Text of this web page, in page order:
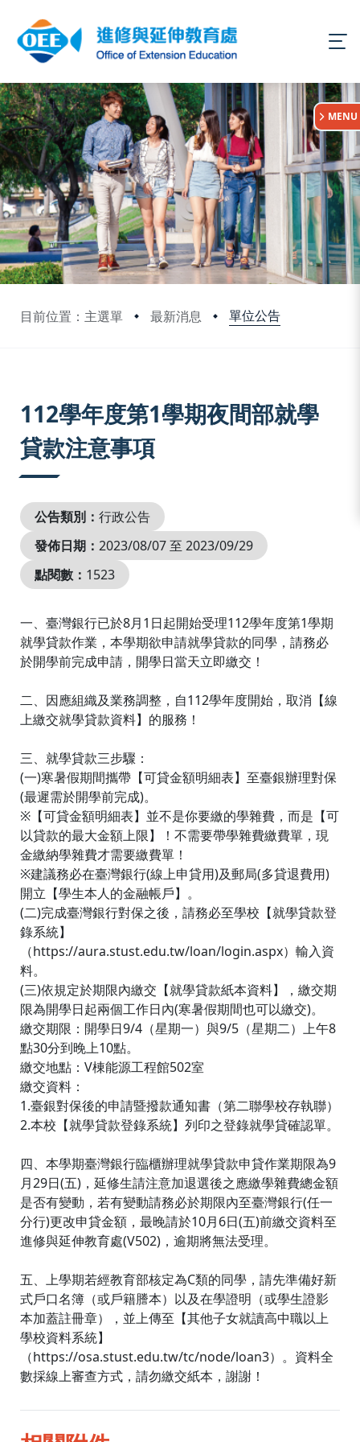
目前位置：主選單 最新消息 單位公告
:::
MENU
112學年度第1學期夜間部就學
貸款注意事項
公告類別： 行政公告
發佈日期： 2023/08/07 至 2023/09/29
點閱數： 1523
一、臺灣銀行已於8月1日起開始受理112學年度第1學期
就學貸款作業，本學期欲申請就學貸款的同學，請務必
於開學前完成申請，開學日當天立即繳交！
二、因應組織及業務調整，自112學年度開始，取消【線
上繳交就學貸款資料】的服務！
三、就學貸款三步驟：
(一)寒暑假期間攜帶【可貸金額明細表】至臺銀辦理對保
(最遲需於開學前完成)。
※【可貸金額明細表】並不是你要繳的學雜費，而是【可
以貸款的最大金額上限】！不需要帶學雜費繳費單，現
金繳納學雜費才需要繳費單！
※建議務必在臺灣銀行(線上申貸用)及郵局(多貸退費用)
開立【學生本人的金融帳戶】。
(二)完成臺灣銀行對保之後，請務必至學校【就學貸款登
錄系統】
（https://aura.stust.edu.tw/loan/login.aspx）輸入資
料。
(三)依規定於期限內繳交【就學貸款紙本資料】，繳交期
限為開學日起兩個工作日內(寒暑假期間也可以繳交)。
繳交期限：開學日9/4（星期一）與9/5（星期二）上午8
點30分到晚上10點。
繳交地點：V棟能源工程館502室
繳交資料：
1.臺銀對保後的申請暨撥款通知書（第二聯學校存執聯）
2.本校【就學貸款登錄系統】列印之登錄就學貸確認單。
四、本學期臺灣銀行臨櫃辦理就學貸款申貸作業期限為9
月29日(五)，延修生請注意加退選後之應繳學雜費總金額
是否有變動，若有變動請務必於期限內至臺灣銀行(任一
分行)更改申貸金額，最晚請於10月6日(五)前繳交資料至
進修與延伸教育處(V502)，逾期將無法受理。
五、上學期若經教育部核定為C類的同學，請先準備好新
式戶口名簿（或戶籍謄本）以及在學證明（或學生證影
本加蓋註冊章），並上傳至【其他子女就讀高中職以上
學校資料系統】
（https://osa.stust.edu.tw/tc/node/loan3）。資料全
數採線上審查方式，請勿繳交紙本，謝謝！